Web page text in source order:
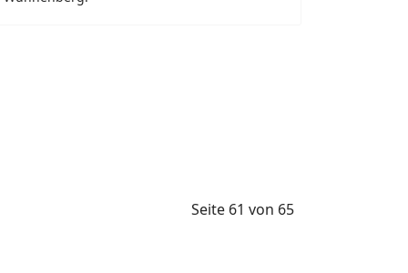
Seite 61 von 65